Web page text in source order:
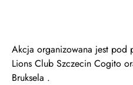
Akcja organizowana jest pod
Lions Club Szczecin Cogito
Bruksela .